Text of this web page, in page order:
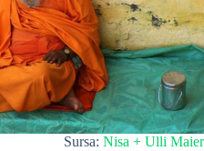
Sursa: Nisa + Ulli Maier